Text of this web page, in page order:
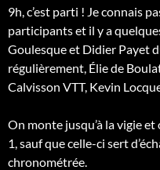
9h, c’est parti ! Je connais
participants et il y a
Goulesque et Didier Payet
régulièrement, Élie de
Calvisson VTT, Kevin
On monte jusqu’à la vigie
1, sauf que celle-ci sert
chronométrée.